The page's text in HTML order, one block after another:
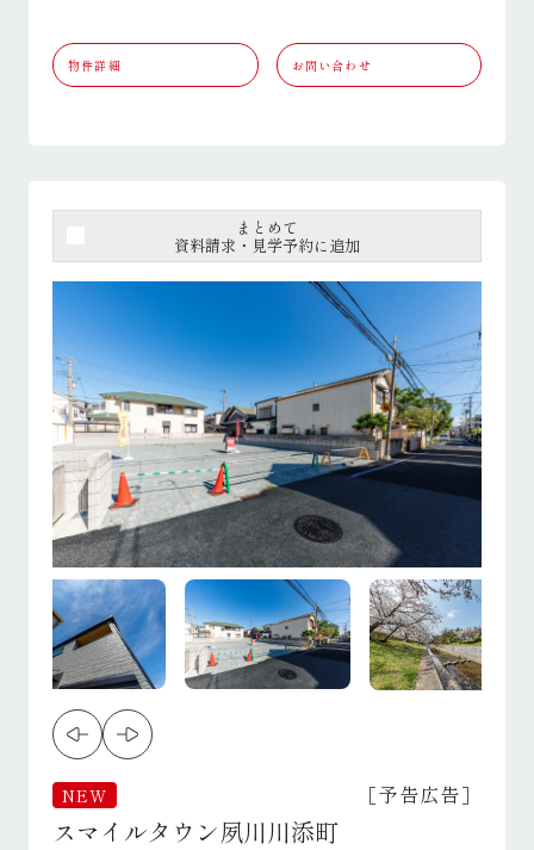
物件詳細 お問い合わせ
まとめて
資料請求・見学予約に追加
NEW ［予告広告］
スマイルタウン夙川川添町